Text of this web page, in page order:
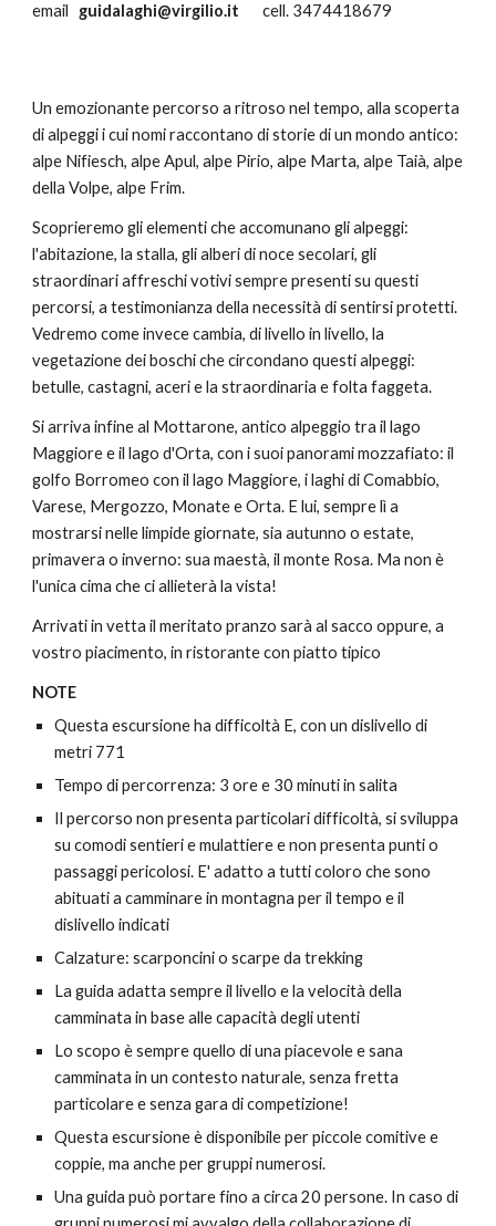
email guidalaghi@virgilio.it
       cell. 3474418679
Un emozionante percorso a ritroso nel tempo, alla scoperta
di alpeggi i cui nomi raccontano di storie di un mondo antico:
alpe Nifiesch, alpe Apul, alpe Pirio, alpe Marta, alpe Taià, alpe
della Volpe, alpe Frim.
Scoprieremo gli elementi che accomunano gli alpeggi:
l'abitazione, la stalla, gli alberi di noce secolari, gli
straordinari affreschi votivi sempre presenti su questi
percorsi, a testimonianza della necessità di sentirsi protetti.
Vedremo come invece cambia, di livello in livello, la
vegetazione dei boschi che circondano questi alpeggi:
betulle, castagni, aceri e la straordinaria e folta faggeta.
Si arriva infine al Mottarone, antico alpeggio tra il lago
Maggiore e il lago d'Orta, con i suoi panorami mozzafiato: il
golfo Borromeo con il lago Maggiore, i laghi di Comabbio,
Varese, Mergozzo, Monate e Orta. E lui, sempre lì a
mostrarsi nelle limpide giornate, sia autunno o estate,
primavera o inverno: sua maestà, il monte Rosa. Ma non è
l'unica cima che ci allieterà la vista!
Arrivati in vetta il meritato pranzo sarà al sacco oppure, a
vostro piacimento, in ristorante con piatto tipico
NOTE
Questa escursione ha difficoltà E, con un dislivello di
metri 771
Tempo di percorrenza: 3 ore e 30 minuti in salita
Il percorso non presenta particolari difficoltà, si sviluppa
su comodi sentieri e mulattiere e non presenta punti o
passaggi pericolosi. E' adatto a tutti coloro che sono
abituati a camminare in montagna per il tempo e il
dislivello indicati
Calzature: scarponcini o scarpe da trekking
La guida adatta sempre il livello e la velocità della
camminata in base alle capacità degli utenti
Lo scopo è sempre quello di una piacevole e sana
camminata in un contesto naturale, senza fretta
particolare e senza gara di competizione!
Questa escursione è disponibile per piccole comitive e
coppie, ma anche per gruppi numerosi.
Una guida può portare fino a circa 20 persone. In caso di